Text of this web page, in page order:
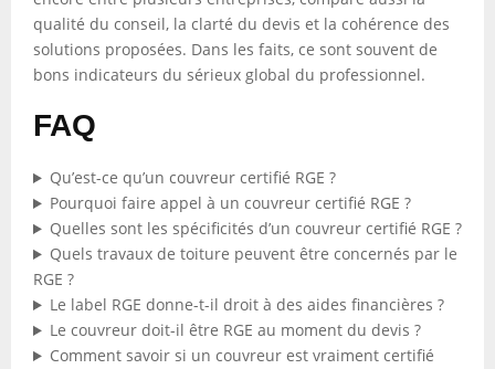
qualité du conseil, la clarté du devis et la cohérence des
solutions proposées. Dans les faits, ce sont souvent de
bons indicateurs du sérieux global du professionnel.
FAQ
Qu’est-ce qu’un couvreur certifié RGE ?
Pourquoi faire appel à un couvreur certifié RGE ?
Quelles sont les spécificités d’un couvreur certifié RGE ?
Quels travaux de toiture peuvent être concernés par le
RGE ?
Le label RGE donne-t-il droit à des aides financières ?
Le couvreur doit-il être RGE au moment du devis ?
Comment savoir si un couvreur est vraiment certifié